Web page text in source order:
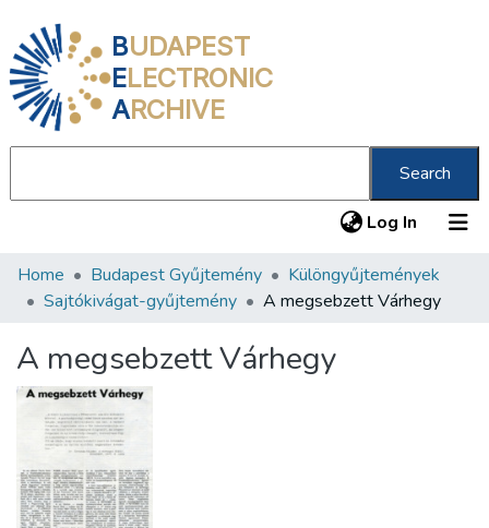
BUDAPEST
ELECTRONIC
ARCHIVE
Search
Log In (current)
Communities & Collections
Statistics
About us
Home Budapest Gyűjtemény
Különgyűjtemények
Sajtókivágat-gyűjtemény
A megsebzett Várhegy
A megsebzett Várhegy